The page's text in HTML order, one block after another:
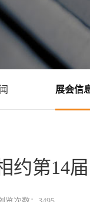
展会信
约第14